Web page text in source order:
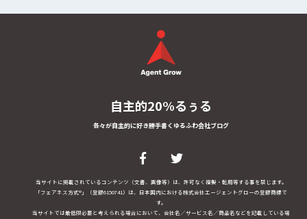
自主的20%るぅる
各々が自主的に好き勝手書くゆるふわ会社ブログ
当サイトに掲載されているコンテンツ（文書、画像等）は、許可なく複製・転用等する事を禁じます。
「フェアネス方式®」（登録6150741）は、日本国内における株式会社エージェントグローの登録商標で
す。
当サイトでは最低限必要と考えられる場合において、会社名／サービス名／商品名などを記載している場